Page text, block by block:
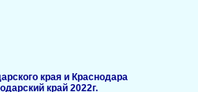
края и Краснодара
край 2022г.